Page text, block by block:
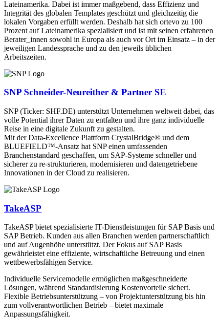
Lateinamerika. Dabei ist immer maßgebend, dass Effizienz und
Integrität des globalen Templates geschützt und gleichzeitig die
lokalen Vorgaben erfüllt werden. Deshalb hat sich ortevo zu 100
Prozent auf Lateinamerika spezialisiert und ist mit seinen erfahrenen
Berater_innen sowohl in Europa als auch vor Ort im Einsatz – in der
jeweiligen Landessprache und zu den jeweils üblichen
Arbeitszeiten.
SNP Schneider-Neureither & Partner SE
SNP (Ticker: SHF.DE) unterstützt Unternehmen weltweit dabei, das
volle Potential ihrer Daten zu entfalten und ihre ganz individuelle
Reise in eine digitale Zukunft zu gestalten.
Mit der Data-Excellence Plattform CrystalBridge® und dem
BLUEFIELD™-Ansatz hat SNP einen umfassenden
Branchenstandard geschaffen, um SAP-Systeme schneller und
sicherer zu re-strukturieren, modernisieren und datengetriebene
Innovationen in der Cloud zu realisieren.
TakeASP
TakeASP bietet spezialisierte IT-Dienstleistungen für SAP Basis und
SAP Betrieb. Kunden aus allen Branchen werden partnerschaftlich
und auf Augenhöhe unterstützt. Der Fokus auf SAP Basis
gewährleistet eine effiziente, wirtschaftliche Betreuung und einen
wettbewerbsfähigen Service.
Individuelle Servicemodelle ermöglichen maßgeschneiderte
Lösungen, während Standardisierung Kostenvorteile sichert.
Flexible Betriebsunterstützung – von Projektunterstützung bis hin
zum vollverantwortlichen Betrieb – bietet maximale
Anpassungsfähigkeit.